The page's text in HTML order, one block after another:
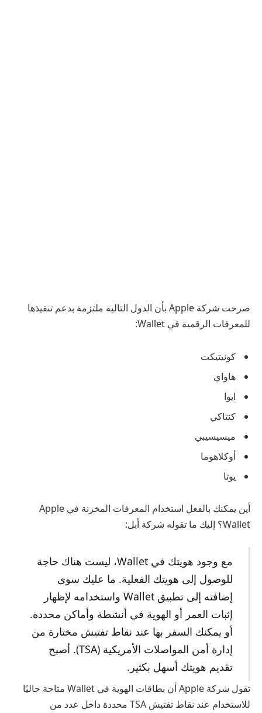
صرحت شركة Apple بأن الدول التالية ملتزمة بدعم تنفيذها
للمعرفات الرقمية في Wallet:
كونيتيكت
هاواي
ايوا
كنتاكي
ميسيسيبي
أوكلاهوما
يوتا
أين يمكنك بالفعل استخدام المعرفات المخزنة في Apple
Wallet؟ إليك ما تقوله شركة أبل:
مع وجود هويتك في Wallet، ليست هناك حاجة
للوصول إلى هويتك الفعلية. ما عليك سوى
إضافته إلى تطبيق Wallet واستخدامه لإظهار
إثبات العمر أو الهوية في أنشطة وأماكن محددة.
أو يمكنك السفر بها عند نقاط تفتيش مختارة من
إدارة أمن المواصلات الأمريكية (TSA). أصبح
تقديم هويتك أسهل بكثير.
تقول شركة Apple أن بطاقات الهوية في Wallet متاحة حاليًا
للاستخدام عند نقاط تفتيش TSA محددة داخل عدد من